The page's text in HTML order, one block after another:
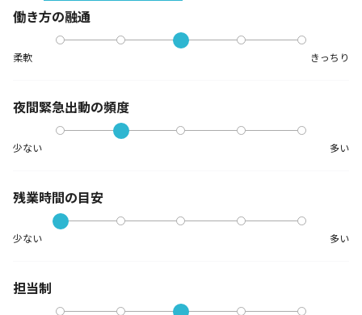
働き方の融通
柔軟 きっちり
夜間緊急出動の頻度
少ない 多い
残業時間の目安
少ない 多い
担当制